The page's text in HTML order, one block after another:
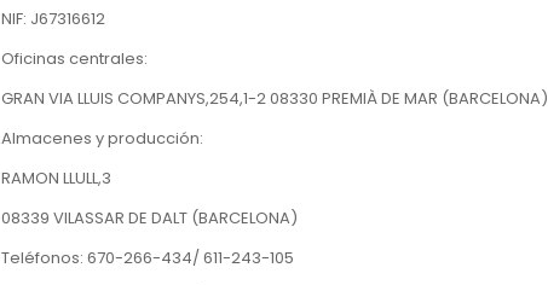
NIF: J67316612
Oficinas centrales:
GRAN VIA LLUIS COMPANYS,254,1-2 08330 PREMIÀ DE MAR (BARCELONA)
Almacenes y producción:
RAMON LLULL,3
08339 VILASSAR DE DALT (BARCELONA)
Teléfonos: 670-266-434/ 611-243-105